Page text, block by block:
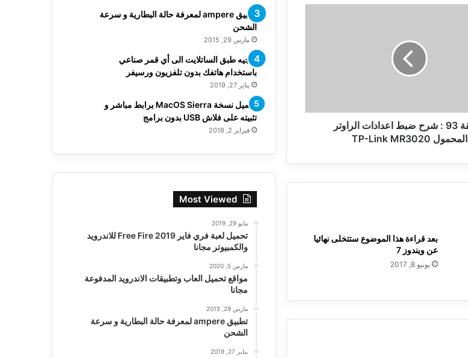
الحلقة 93 : شرح ضبط اعدادات الراوتر
المحمول TP-Link MR3020
بعد قراءة هذا الموضوع ستتخلى نهائيا
عن ويندوز 7
يونيو 8, 2017
تطبيق ampere لمعرفة حالة البطارية و سرعة
الشحن
مارس 29, 2015
توجيه طبق الساتلايت الى أي قمر صناعي
باستخدام هاتفك بدون تلفزيون ورسيفر
يناير 27, 2019
تحميل نسخة MacOS Sierra برابط مباشر و
تثبيته على فلاش USB بدون برامج
فبراير 2, 2018
Most Viewed
مايو 29, 2019
تحميل لعبة فري فاير Free Fire 2019 للاندرويد
والكمبيوتر مجانا
مارس 5, 2020
مواقع تحميل العاب وتطبيقات الاندرويد المدفوعة
مجانا
مارس 29, 2015
تطبيق ampere لمعرفة حالة البطارية و سرعة
الشحن
يناير 27, 2019